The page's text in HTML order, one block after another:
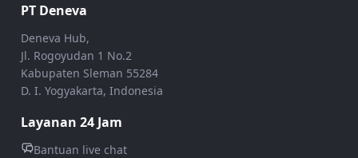
PT Deneva
Deneva Hub,
Jl. Rogoyudan 1 No.2
Kabupaten Sleman 55284
D. I. Yogyakarta, Indonesia
Layanan 24 Jam
Bantuan live chat